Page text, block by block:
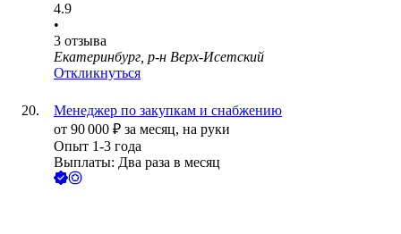
4.9
•
3 отзыва
Екатеринбург, р-н Верх-Исетский
Откликнуться
Менеджер по закупкам и снабжению
от 90 000 ₽ за месяц, на руки
Опыт 1-3 года
Выплаты: Два раза в месяц